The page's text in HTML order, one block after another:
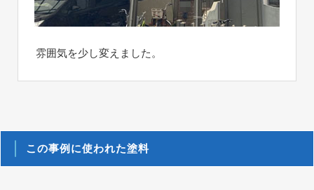
雰囲気を少し変えました。
この事例に使われた塗料